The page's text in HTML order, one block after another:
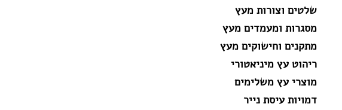
שלטים וצורות מעץ
מסגרות ומעמדים מעץ
מתקנים וחישוקים מעץ
ריהוט עץ מיניאטורי
מוצרי עץ משלימים
דמויות עיסת נייר